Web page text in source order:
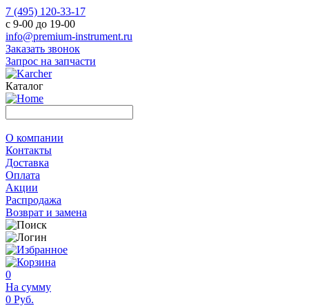
7 (495) 120-33-17
с 9-00 до 19-00
info@premium-instrument.ru
Заказать звонок
Запрос на запчасти
Каталог
О компании
Контакты
Доставка
Оплата
Акции
Распродажа
Возврат и замена
0
На сумму
0 Руб.